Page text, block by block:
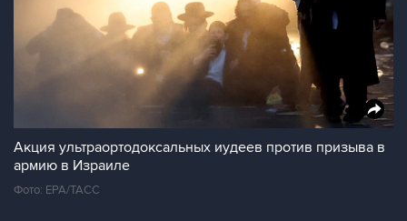
Акция ультраортодоксальных иудеев против призыва в
армию в Израиле
Фото: ЕРА/ТАСС